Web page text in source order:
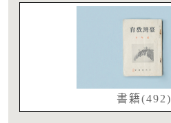
書籍(492)